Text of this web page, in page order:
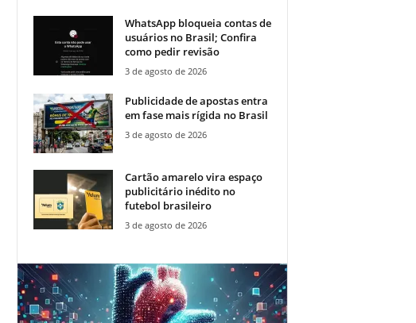
WhatsApp bloqueia contas de
usuários no Brasil; Confira
como pedir revisão
3 de agosto de 2026
Publicidade de apostas entra
em fase mais rígida no Brasil
3 de agosto de 2026
Cartão amarelo vira espaço
publicitário inédito no
futebol brasileiro
3 de agosto de 2026